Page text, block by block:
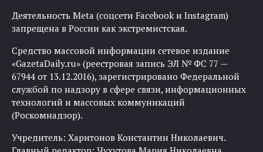
Деятельность Meta (соцсети Facebook и Instagram)
запрещена в России как экстремистская.
Средство массовой информации сетевое издание
«GazetaDaily.ru» (реестровая запись ЭЛ № ФС 77 —
67944 от 13.12.2016), зарегистрировано Федеральной
службой по надзору в сфере связи, информационных
технологий и массовых коммуникаций
(Роскомнадзор).
Учредитель: Харитонов Константин Николаевич.